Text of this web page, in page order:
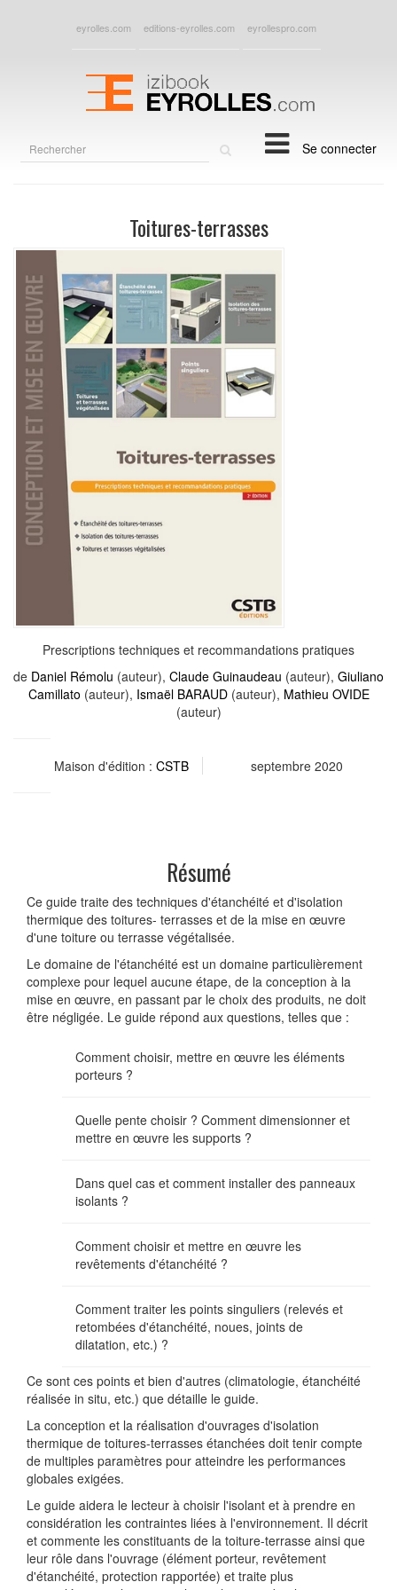
eyrolles.com editions-eyrolles.com eyrollespro.com
Se connecter
Toitures-terrasses
Prescriptions techniques et recommandations pratiques
de Daniel Rémolu (auteur), Claude Guinaudeau (auteur), Giuliano
Camillato (auteur), Ismaël BARAUD(auteur), Mathieu OVIDE
(auteur)
Maison d'édition : CSTB septembre 2020
Résumé
Ce guide traite des techniques d'étanchéité et d'isolation
thermique des toitures- terrasses et de la mise en œuvre
d'une toiture ou terrasse végétalisée.
Le domaine de l'étanchéité est un domaine particulièrement
complexe pour lequel aucune étape, de la conception à la
mise en œuvre, en passant par le choix des produits, ne doit
être négligée. Le guide répond aux questions, telles que :
Comment choisir, mettre en œuvre les éléments
porteurs ?
Quelle pente choisir ? Comment dimensionner et
mettre en œuvre les supports ?
Dans quel cas et comment installer des panneaux
isolants ?
Comment choisir et mettre en œuvre les
revêtements d'étanchéité ?
Comment traiter les points singuliers (relevés et
retombées d'étanchéité, noues, joints de
dilatation, etc.) ?
Ce sont ces points et bien d'autres (climatologie, étanchéité
réalisée in situ, etc.) que détaille le guide.
La conception et la réalisation d'ouvrages d'isolation
thermique de toitures-terrasses étanchées doit tenir compte
de multiples paramètres pour atteindre les performances
globales exigées.
Le guide aidera le lecteur à choisir l'isolant et à prendre en
considération les contraintes liées à l'environnement. Il décrit
et commente les constituants de la toiture-terrasse ainsi que
leur rôle dans l'ouvrage (élément porteur, revêtement
d'étanchéité, protection rapportée) et traite plus